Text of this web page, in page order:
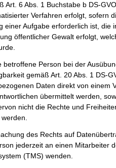
Art. 6 Abs. 1 Buchstabe b DS-
Verfahren erfolgt, sofern
einer Aufgabe erforderlich ist, die
öffentlicher Gewalt erfolgt,
betroffene Person bei der
gemäß Art. 20 Abs. 1 DS-
Daten direkt von einem
übermittelt werden,
nicht die Rechte und
des Rechts auf
jederzeit an einen Mitarbeiter
(TMS) wenden.